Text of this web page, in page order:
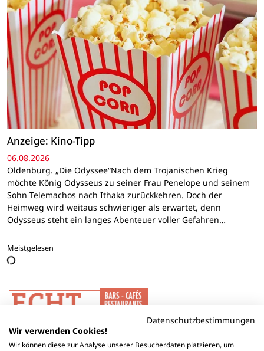
Anzeige: Kino-Tipp
06.08.2026
Oldenburg. „Die Odyssee“Nach dem Trojanischen Krieg
möchte König Odysseus zu seiner Frau Penelope und seinem
Sohn Telemachos nach Ithaka zurückkehren. Doch der
Heimweg wird weitaus schwieriger als erwartet, denn
Odysseus steht ein langes Abenteuer voller Gefahren…
Meistgelesen
Datenschutzbestimmungen
Wir verwenden Cookies!
Wir können diese zur Analyse unserer Besucherdaten platzieren, um